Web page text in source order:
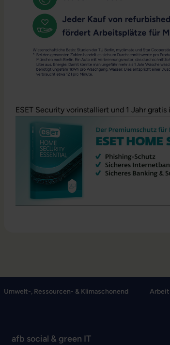
ESET Security vorinstalliert und 1 Jahr gratis
Umwelt-, Ressourcen- & Klimaschonend Arbeit
afb social & green IT